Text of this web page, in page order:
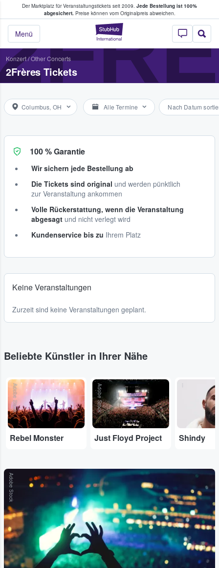
Der Marktplatz für Veranstaltungstickets seit 2009. Jede Bestellung ist 100%
abgesichert.Preise können vom Originalpreis abweichen.
StubHub - Wo
Menü
Tickets kaufen & verkaufen
Konzert/Other Concerts
2Frères Tickets
Columbus, OH Alle Termine Nach Datum
100 % Garantie
Wir sichern jede Bestellung ab
Die Tickets sind original und werden pünktlich
zur Veranstaltung ankommen
Volle Rückerstattung, wenn die Veranstaltung
abgesagt und nicht verlegt wird
Kundenservice bis zu Ihrem Platz
Keine Veranstaltungen
Zurzeit sind keine Veranstaltungen geplant.
Beliebte Künstler in Ihrer Nähe
Adobe Stock
Rebel Monster
Adobe Stock
Just Floyd Project Shindy
Adobe Stock